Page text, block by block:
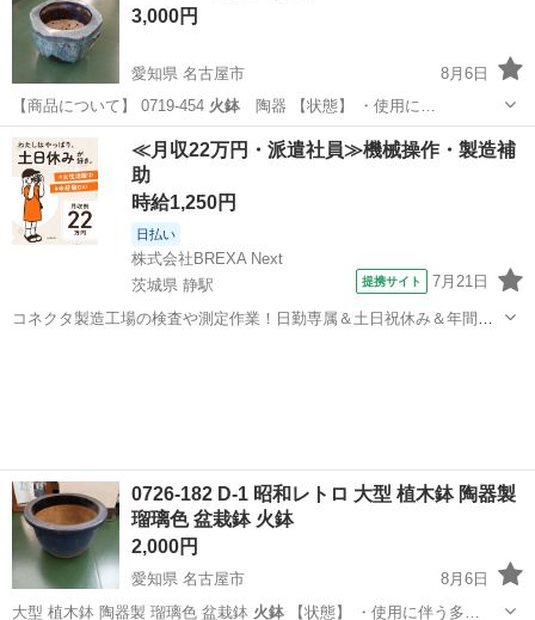
3,000円
愛知県 名古屋市
8月6日
【商品について】 0719-454 火鉢 陶器 【状態】 ・使用に…
愛知 名古屋市 その他 火鉢
≪月収22万円・派遣社員≫機械操作・製造補
助
時給1,250円
日払い
株式会社BREXA Next
茨城県 静駅
提携サイト 7月21日
コネクタ製造工場の検査や測定作業！日勤専属＆土日祝休み＆年間休
0726-182 D-1 昭和レトロ 大型 植木鉢 陶器製
瑠璃色 盆栽鉢 火鉢
2,000円
愛知県 名古屋市
8月6日
大型 植木鉢 陶器製 瑠璃色 盆栽鉢 火鉢 【状態】 ・使用に伴う多…